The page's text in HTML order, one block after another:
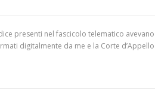
presenti nel fascicolo telematico
digitalmente da me e la Corte